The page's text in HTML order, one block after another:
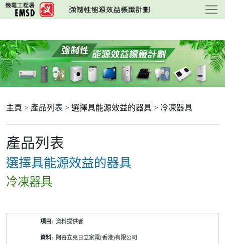
跳
至
要
內
容
主頁 > 產品列表 > 選擇具能源效益的器具 > 冷凍器具
產品列表
選擇具能源效益的器具
冷凍器具
資料提供者
阿奇立克日立家電(香港)有限公司